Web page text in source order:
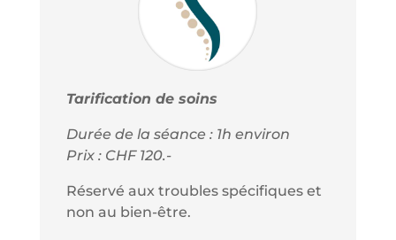
Tarification de soins
Durée de la séance : 1h environ
Prix : CHF 120.-
Réservé aux troubles spécifiques et
non au bien-être.